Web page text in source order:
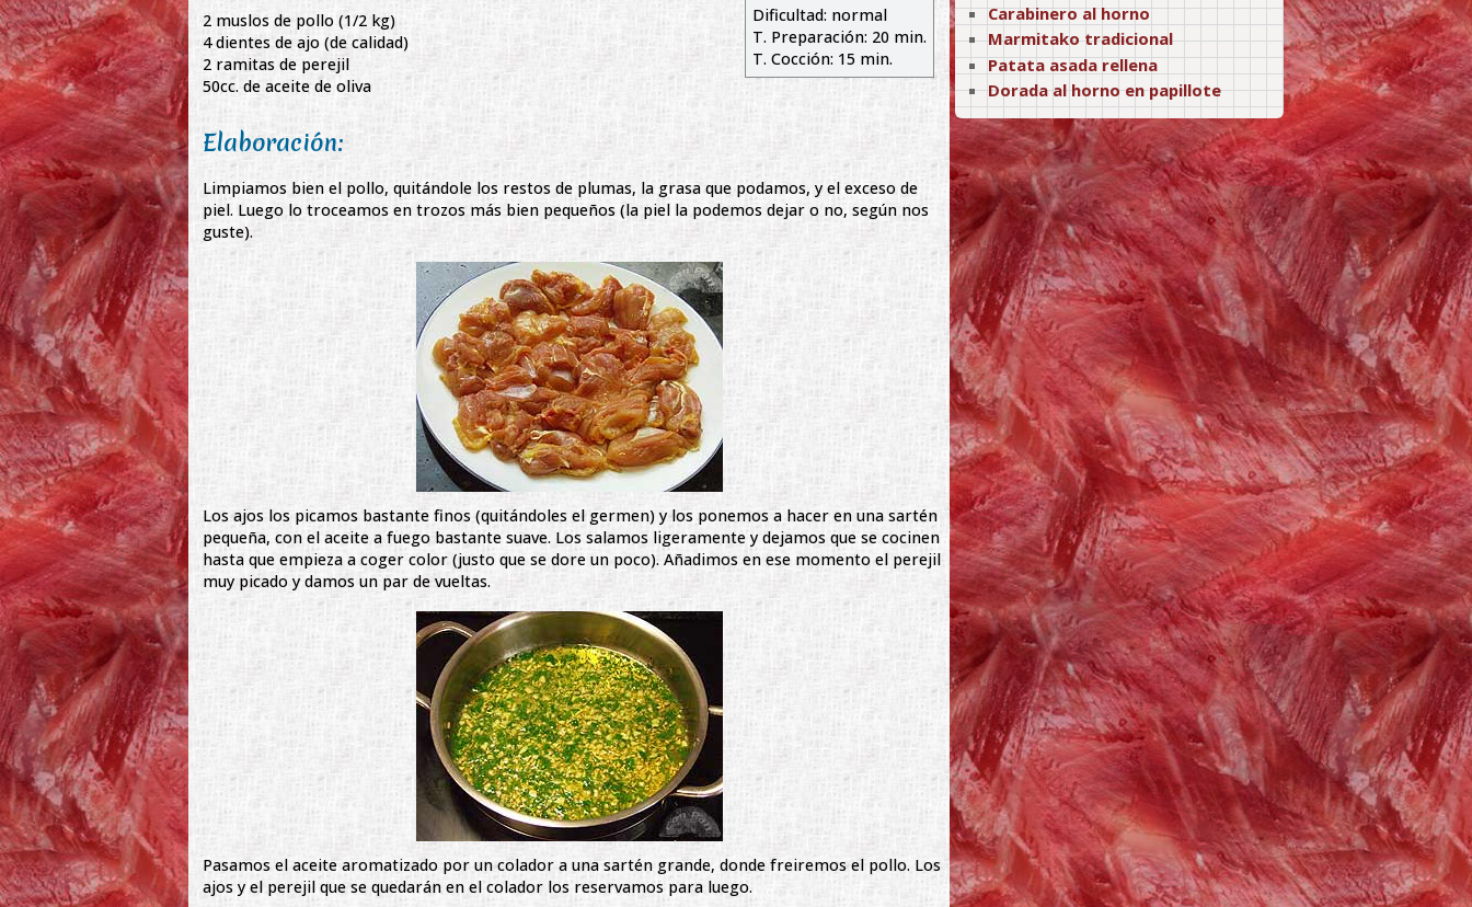
Dificultad: normal
T. Preparación: 20 min.
T. Cocción: 15 min.
2 muslos de pollo (1/2 kg)
4 dientes de ajo (de calidad)
2 ramitas de perejil
50cc. de aceite de oliva
Elaboración:
Limpiamos bien el pollo, quitándole los restos de plumas, la grasa que podamos, y el exceso de
piel. Luego lo troceamos en trozos más bien pequeños (la piel la podemos dejar o no, según nos
guste).
Los ajos los picamos bastante finos (quitándoles el germen) y los ponemos a hacer en una sartén
pequeña, con el aceite a fuego bastante suave. Los salamos ligeramente y dejamos que se cocinen
hasta que empieza a coger color (justo que se dore un poco). Añadimos en ese momento el perejil
muy picado y damos un par de vueltas.
Pasamos el aceite aromatizado por un colador a una sartén grande, donde freiremos el pollo. Los
ajos y el perejil que se quedarán en el colador los reservamos para luego.
Carabinero al horno
Marmitako tradicional
Patata asada rellena
Dorada al horno en papillote